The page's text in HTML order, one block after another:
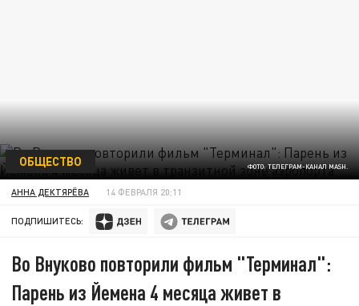
ФОТО: ТЕЛЕГРАМ-КАНАЛ MASH.
ОБЩЕСТВО
АННА ДЕКТЯРЁВА 14 ФЕВРАЛЯ 20:11
ПОДПИШИТЕСЬ:
Во Внуково повторили фильм "Терминал":
Парень из Йемена 4 месяца живет в